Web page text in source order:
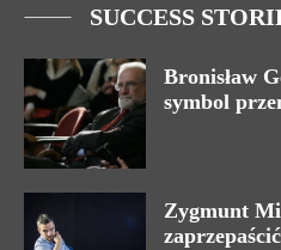
SUCCESS
Bronisław
symbol
Zygmunt